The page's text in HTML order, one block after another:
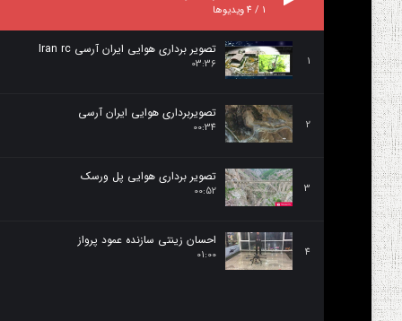
1
/
4ویدیوها
1
تصویر برداری هوایی ایران آرسی Iran rc
03:36
2
تصویربرداری هوایی ایران آرسی
00:34
3
تصویر برداری هوایی پل ورسک
00:52
4
احسان زینتی سازنده عمود پرواز
01:00